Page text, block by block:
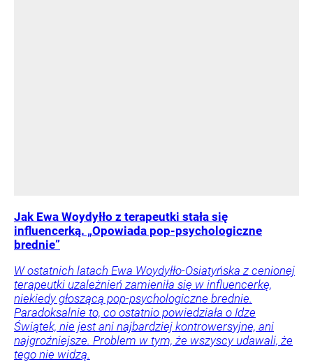
Jak Ewa Woydyłło z terapeutki stała się
influencerką. „Opowiada pop-psychologiczne
brednie”
W ostatnich latach Ewa Woydyłło-Osiatyńska z cenionej
terapeutki uzależnień zamieniła się w influencerkę,
niekiedy głoszącą pop-psychologiczne brednie.
Paradoksalnie to, co ostatnio powiedziała o Idze
Świątek, nie jest ani najbardziej kontrowersyjne, ani
najgroźniejsze. Problem w tym, że wszyscy udawali, że
tego nie widzą.